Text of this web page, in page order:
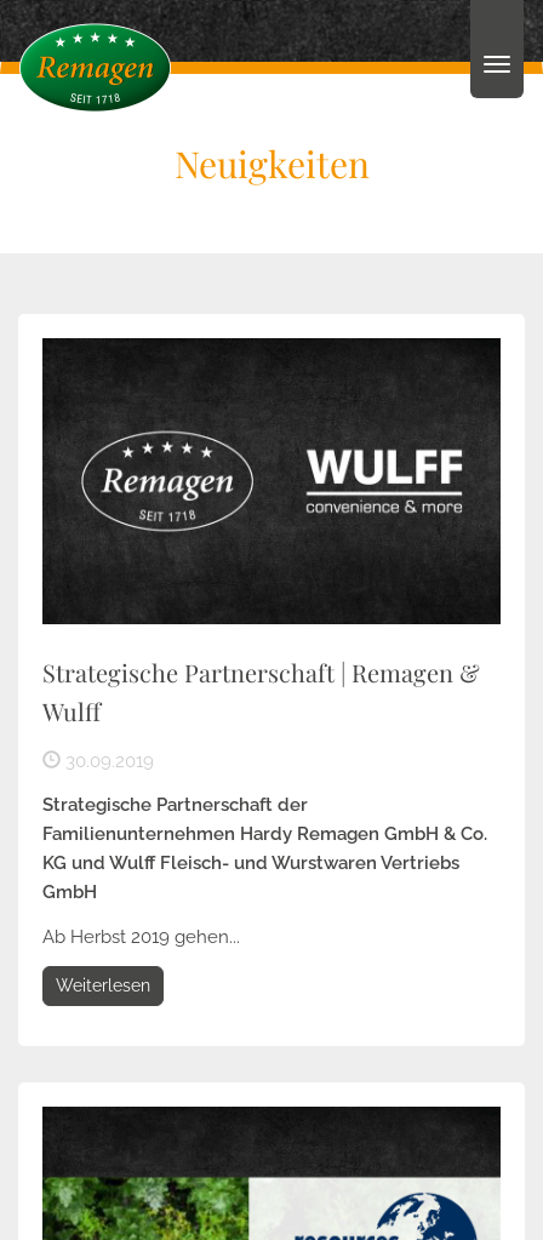
Neuigkeiten
Strategische Partnerschaft | Remagen &
Wulff
30.09.2019
Strategische Partnerschaft der
Familienunternehmen Hardy Remagen GmbH & Co.
KG und Wulff Fleisch- und Wurstwaren Vertriebs
GmbH
Ab Herbst 2019 gehen...
Weiterlesen